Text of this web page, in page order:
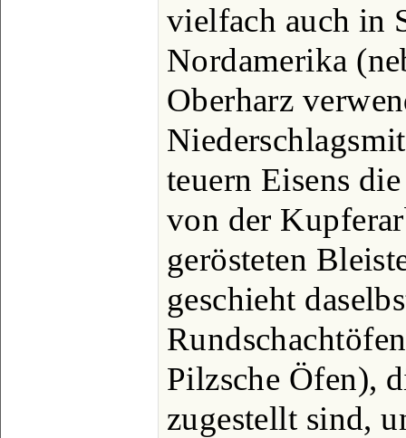
vielfach auch in
Nordamerika
Oberharz
teuern Eisens
von der
gerösteten
geschieht
Pilzsche Öfen),
zugestellt sind,